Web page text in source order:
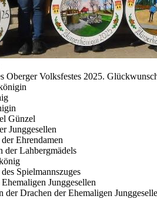
Oberger Volksfestes 2025.
Günzel
Junggesellen
Ehrendamen
der Lahbergmädels
Spielmannszuges
Junggesellen
Drachen der Ehemaligen